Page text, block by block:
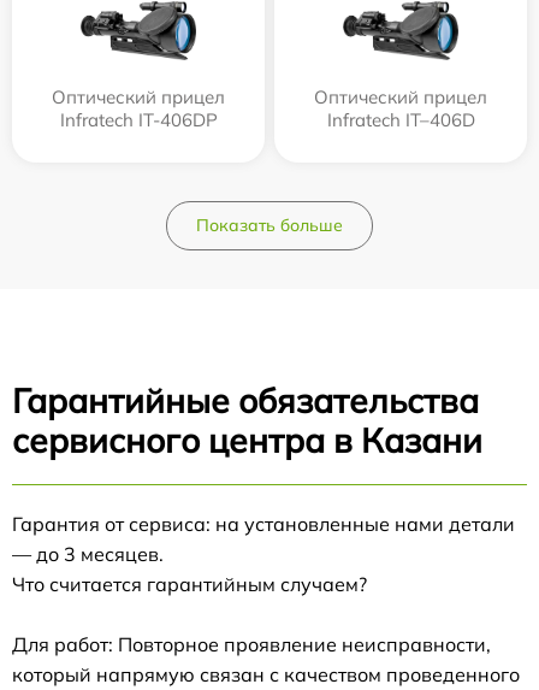
Оптический прицел
Infratech IT-406DP
Оптический прицел
Infratech IT–406D
Показать больше
Гарантийные обязательства
сервисного центра в Казани
Гарантия от сервиса: на установленные нами детали
— до 3 месяцев.
Что считается гарантийным случаем?
Для работ: Повторное проявление неисправности,
который напрямую связан с качеством проведенного